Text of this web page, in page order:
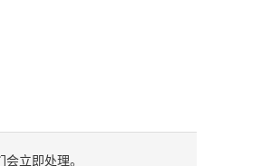
立即处理。